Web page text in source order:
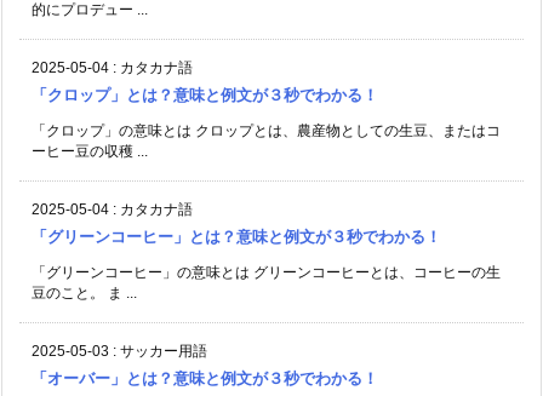
的にプロデュー ...
2025-05-04 : カタカナ語
「クロップ」とは？意味と例文が３秒でわかる！
「クロップ」の意味とは クロップとは、農産物としての生豆、またはコ
ーヒー豆の収穫 ...
2025-05-04 : カタカナ語
「グリーンコーヒー」とは？意味と例文が３秒でわかる！
「グリーンコーヒー」の意味とは グリーンコーヒーとは、コーヒーの生
豆のこと。 ま ...
2025-05-03 : サッカー用語
「オーバー」とは？意味と例文が３秒でわかる！